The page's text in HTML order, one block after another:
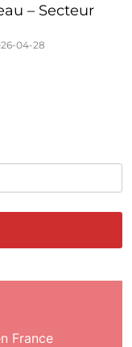
– Secteur
04-28
France